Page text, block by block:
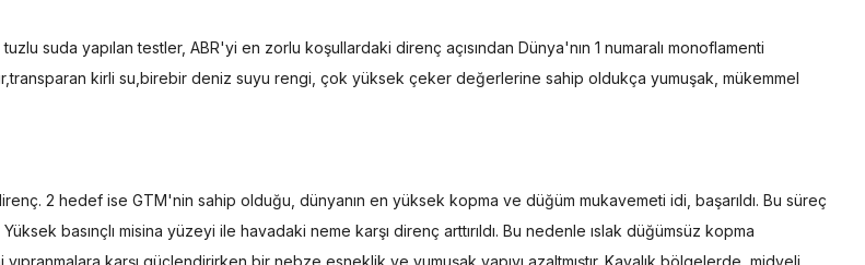
suda yapılan testler, ABR'yi en zorlu koşullardaki direnç açısından Dünya'nın 1 numaralı monoflamenti
kirli su,birebir deniz suyu rengi, çok yüksek çeker değerlerine sahip oldukça yumuşak, mükemmel
2 hedef ise GTM'nin sahip olduğu, dünyanın en yüksek kopma ve düğüm mukavemeti idi, başarıldı. Bu süreç
Yüksek basınçlı misina yüzeyi ile havadaki neme karşı direnç arttırıldı. Bu nedenle ıslak düğümsüz kopma